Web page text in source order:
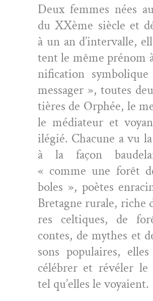
Deux femmes nées
du XXème siè­cle et
à un an d’intervalle,
tent le même prénom
ni­fi­ca­tion
mes­sager », toutes
tières de Orphée, le
le médi­a­teur et
ilégié. Cha­cune a vu
à la façon
« comme une forêt
bol­es », poètes
Bre­tagne rurale, riche
res cel­tiques, de
con­tes, de mythes et
sons pop­u­laires,
célébr­er et révéler le
tel qu’elles le voyaient.